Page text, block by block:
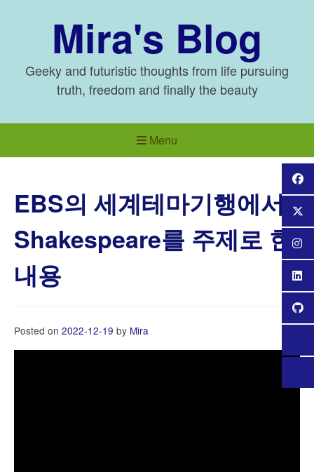
Mira's Blog
Geeky and futuristic thoughts from life pursuing
truth, freedom and finally the beauty
Menu
EBS의 세계테마기행에서
Shakespeare를 주제로 한
내용
Posted on 2022-12-19 by Mira